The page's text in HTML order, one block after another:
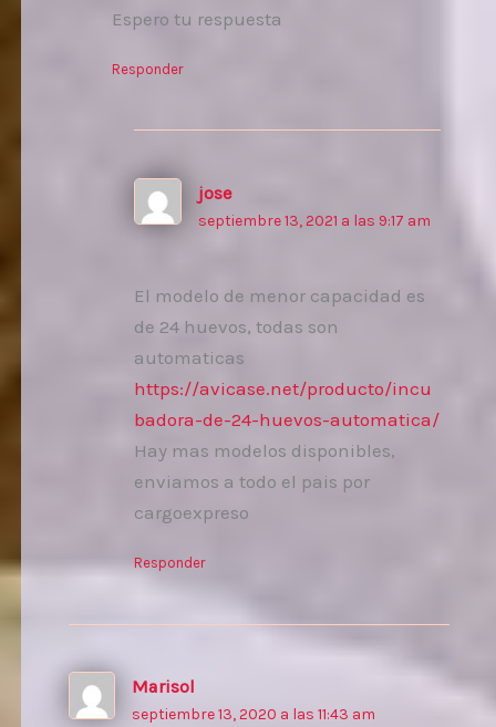
Espero tu respuesta
Responder
jose
septiembre 13, 2021 a las 9:17 am
El modelo de menor capacidad es
de 24 huevos, todas son
automaticas
https://avicase.net/producto/incu
badora-de-24-huevos-automatica/
Hay mas modelos disponibles,
enviamos a todo el pais por
cargoexpreso
Responder
Marisol
septiembre 13, 2020 a las 11:43 am